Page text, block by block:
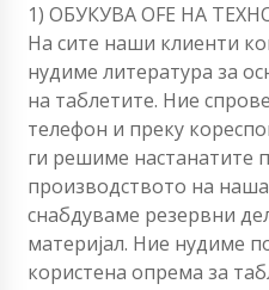
1) ОБУКУВА OFЕ НА
На сите наши клиенти
нудиме литература за
на таблетите. Ние
телефон и преку
ги решиме настанатите
производството на
снабдуваме резервни
материјал. Ние нудиме
користена опрема за